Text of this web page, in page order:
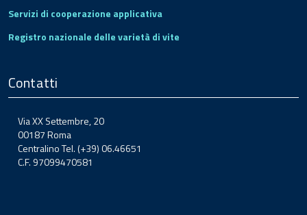
Servizi di cooperazione applicativa
Registro nazionale delle varietà di vite
Contatti
Via XX Settembre, 20
00187 Roma
Centralino Tel. (+39) 06.46651
C.F. 97099470581